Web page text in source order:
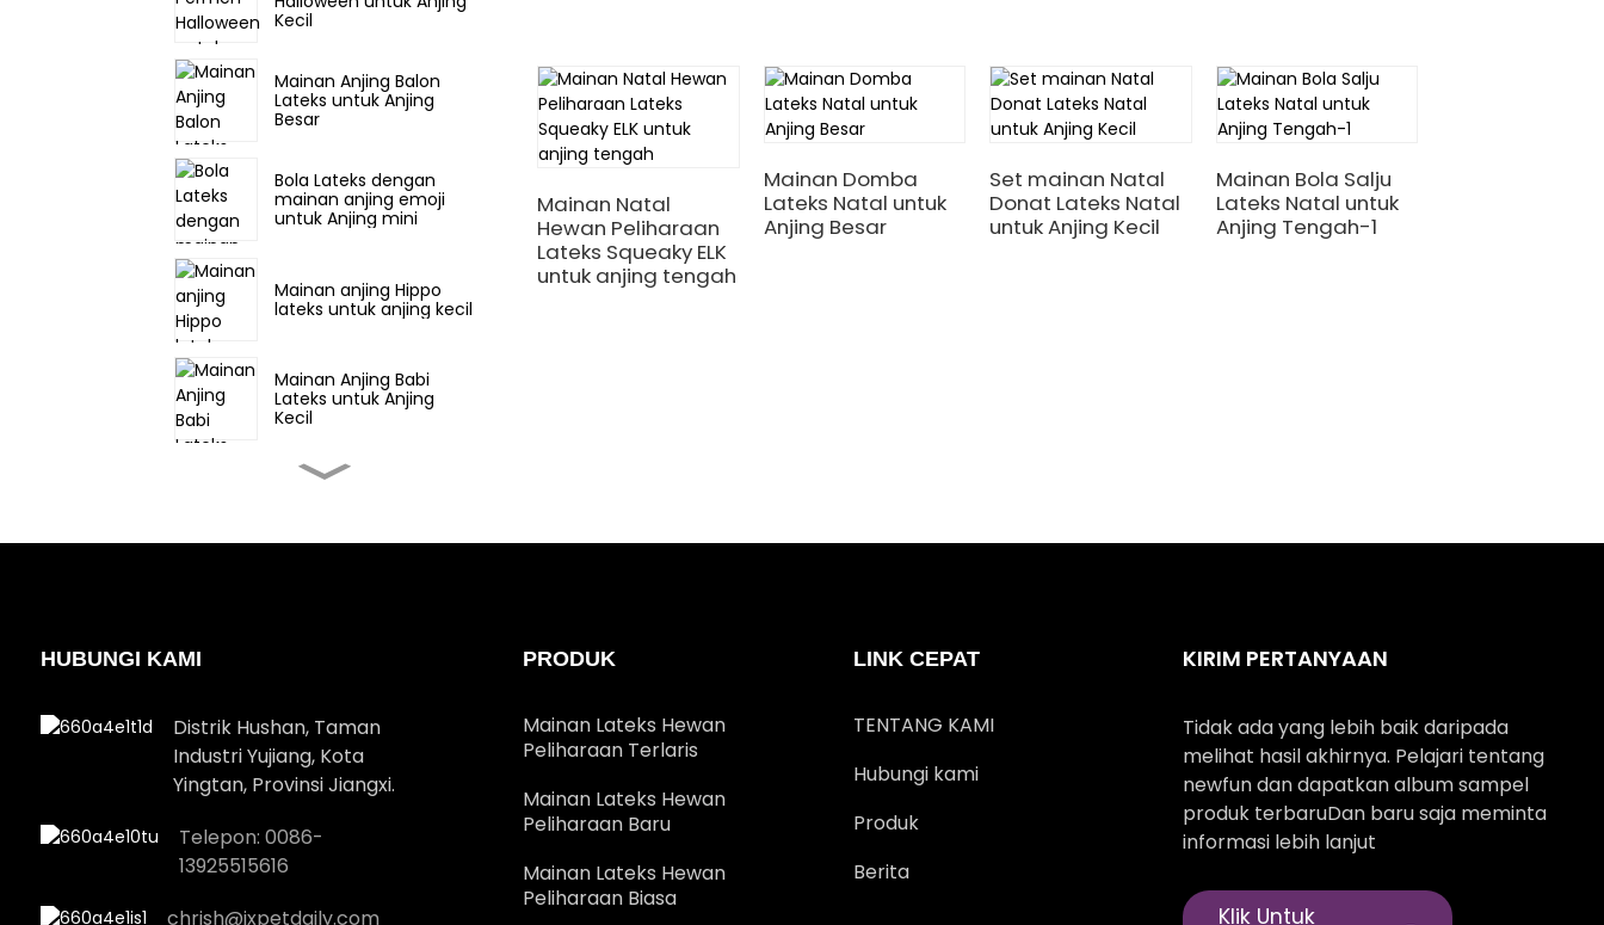
Kecil
Mainan Anjing Balon
Lateks untuk Anjing
Besar
Bola Lateks dengan
mainan anjing emoji
untuk Anjing mini
Mainan anjing Hippo
lateks untuk anjing kecil
Mainan Anjing Babi
Lateks untuk Anjing
Kecil
Mainan Anjing Gajah
untuk anjing besar
Mainan Santa Lateks
Mainan Natal
Hewan Peliharaan
Lateks Squeaky ELK
untuk anjing tengah
Mainan Domba
Lateks Natal untuk
Anjing Besar
Set mainan Natal
Donat Lateks Natal
untuk Anjing Kecil
Mainan Bola Salju
Lateks Natal untuk
Anjing Tengah-1
HUBUNGI KAMI
Distrik Hushan, Taman
Industri Yujiang, Kota
Yingtan, Provinsi Jiangxi.
Telepon: 0086-
13925515616
chrish@jxpetdaily.com
PRODUK
Mainan Lateks Hewan
Peliharaan Terlaris
Mainan Lateks Hewan
Peliharaan Baru
Mainan Lateks Hewan
Peliharaan Biasa
LINK CEPAT
TENTANG KAMI
Hubungi kami
Produk
Berita
KIRIM PERTANYAAN
Tidak ada yang lebih baik daripada
melihat hasil akhirnya. Pelajari tentang
newfun dan dapatkan album sampel
produk terbaruDan baru saja meminta
informasi lebih lanjut
Klik Untuk